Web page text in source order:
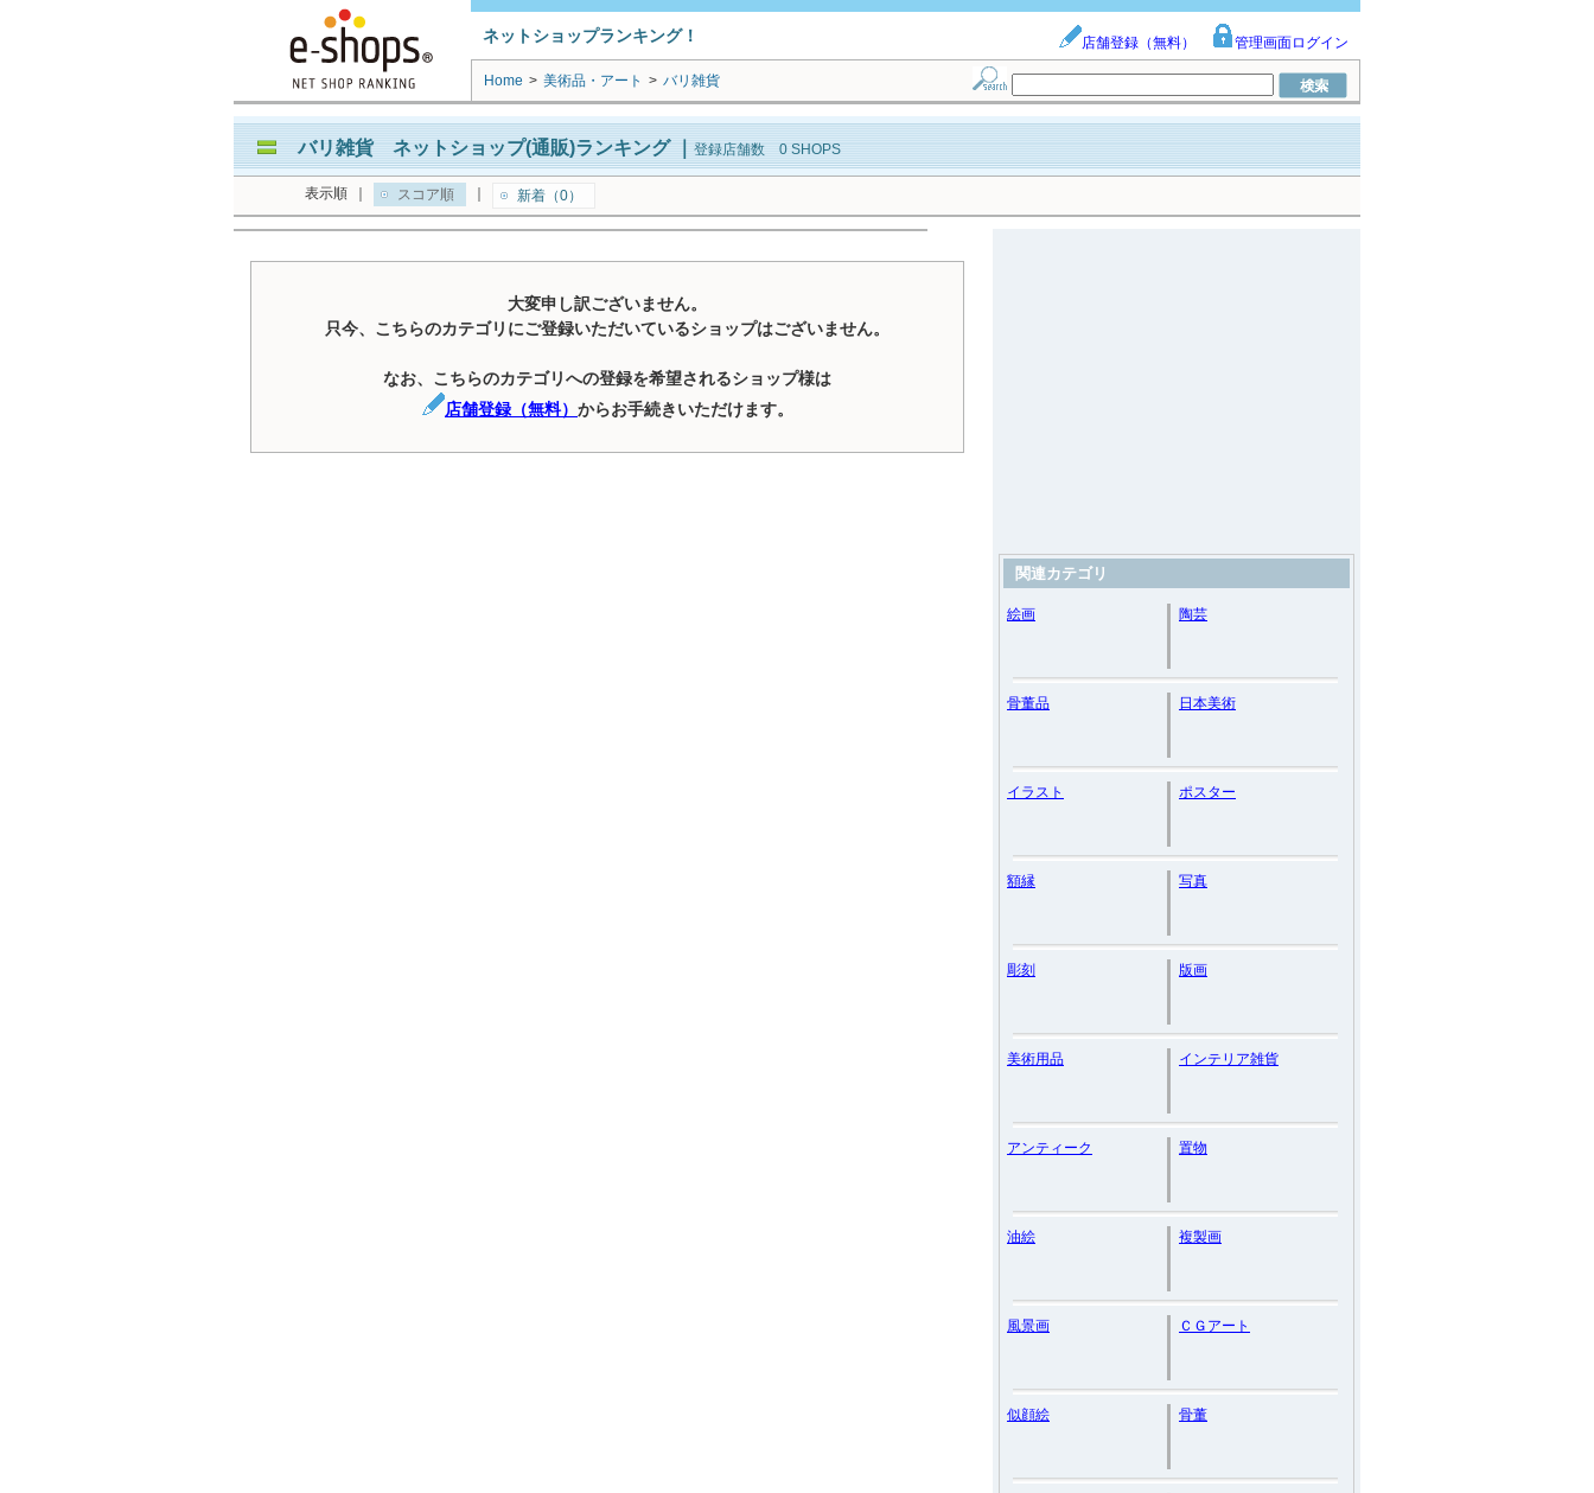
ネットショップランキング！ 店舗登録（無料） 管理画面ログイン
Home > 美術品・アート > バリ雑貨
バリ雑貨 ネットショップ(通販)ランキング｜ 登録店舗数 0 SHOPS
表示順 スコア順 新着（0）
大変申し訳ございません。
只今、こちらのカテゴリにご登録いただいているショップはございません。
なお、こちらのカテゴリへの登録を希望されるショップ様は
店舗登録（無料） からお手続きいただけます。
関連カテゴリ
絵画 陶芸
骨董品 日本美術
イラスト ポスター
額縁 写真
彫刻 版画
美術用品 インテリア雑貨
アンティーク 置物
油絵 複製画
風景画 ＣＧアート
似顔絵 骨董